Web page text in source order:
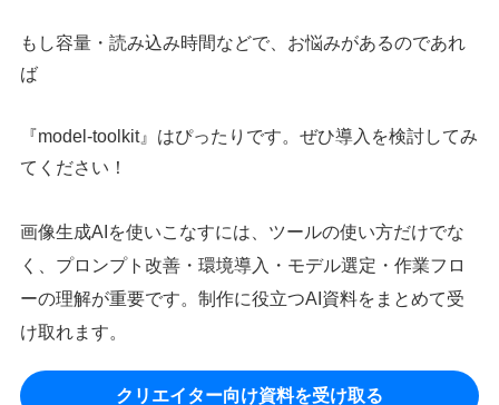
もし容量・読み込み時間などで、お悩みがあるのであれ
ば
『model-toolkit』はぴったりです。ぜひ導入を検討してみ
てください！
画像生成AIを使いこなすには、ツールの使い方だけでな
く、プロンプト改善・環境導入・モデル選定・作業フロ
ーの理解が重要です。制作に役立つAI資料をまとめて受
け取れます。
クリエイター向け資料を受け取る